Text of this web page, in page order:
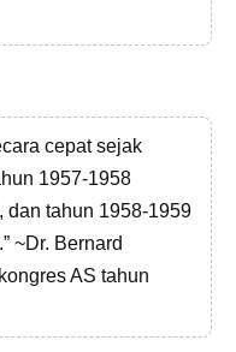
cepat sejak
1957-1958
dan tahun 1958-1959
~Dr. Bernard
AS tahun